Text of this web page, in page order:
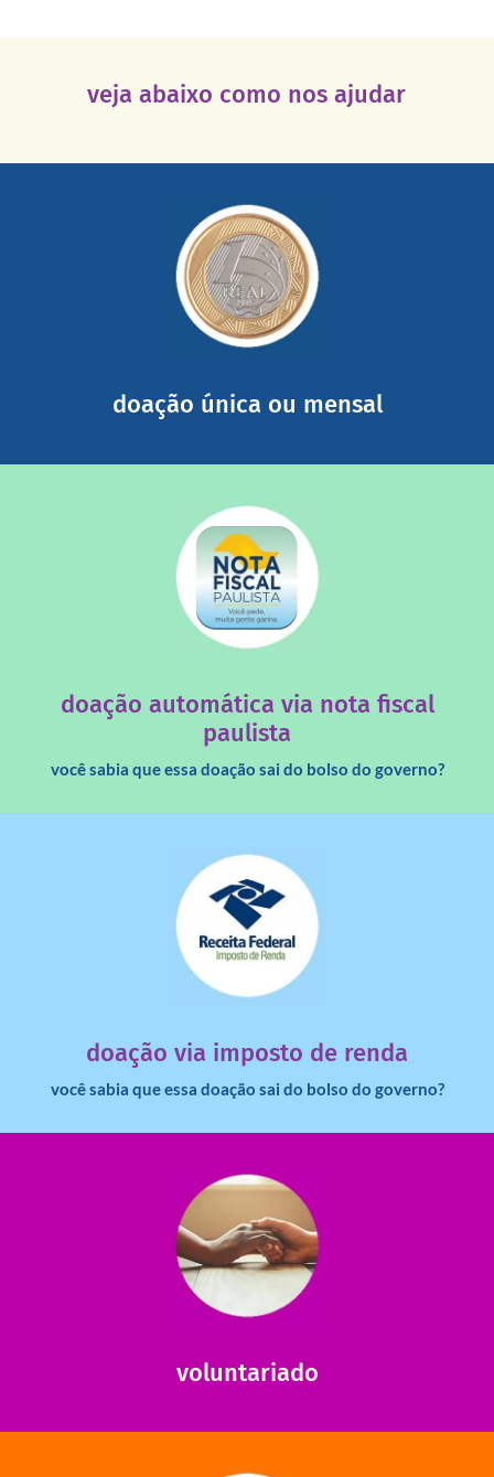
veja abaixo como nos ajudar
doação única ou mensal
Você pode nos ajudar a partir de R$ 1/dia com total
segurança e recebendo nossos relatórios mensais por e-
mail mostrando tudo o que fizemos com a sua ajuda
somada a de outras pessoas.
saiba mais
doação automática via nota fiscal
paulista
você sabia que essa doação sai do bolso do governo?
Você sabia que os créditos das notas fiscais são maiores
quando destinados à uma instituição sem fins lucrativos?
saiba mais
doação via imposto de renda
você sabia que essa doação sai do bolso do governo?
Você sabia que pessoas físicas podem destinar 3% do
imposto de renda para uma instituição e que esse
dinheiro deixa de ir para o governo?
saiba mais
voluntariado
Somos muito carentes em voluntários que possam nos
ajudar com certos assuntos. Entre em contato conosco e
saiba como nos ajudar.
saiba mais